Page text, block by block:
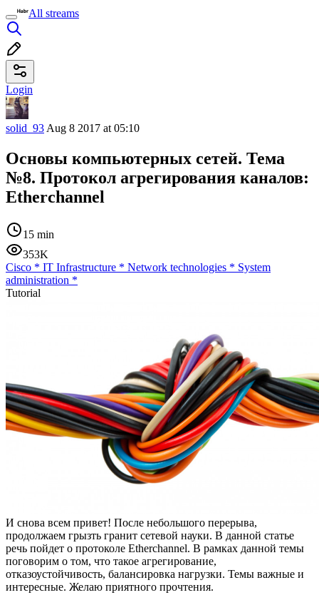
All streams
Login
solid_93 Aug 8 2017 at 05:10
Основы компьютерных сетей. Тема
№8. Протокол агрегирования каналов:
Etherchannel
15 min
353K
Cisco * IT Infrastructure * Network technologies * System
administration *
Tutorial
И снова всем привет! После небольшого перерыва,
продолжаем грызть гранит сетевой науки. В данной статье
речь пойдет о протоколе Etherchannel. В рамках данной темы
поговорим о том, что такое агрегирование,
отказоустойчивость, балансировка нагрузки. Темы важные и
интересные. Желаю приятного прочтения.